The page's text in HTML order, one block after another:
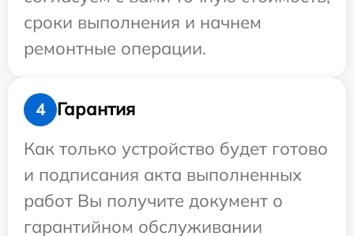
сроки выполнения и начнем
ремонтные операции.
4
Гарантия
Как только устройство будет готово
и подписания акта выполненных
работ Вы получите документ о
гарантийном обслуживании